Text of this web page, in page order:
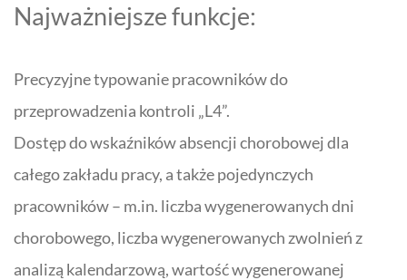
Najważniejsze funkcje:
Precyzyjne typowanie pracowników do
przeprowadzenia kontroli „L4”.
Dostęp do wskaźników absencji chorobowej dla
całego zakładu pracy, a także pojedynczych
pracowników– m.in. liczba wygenerowanych dni
chorobowego, liczba wygenerowanych zwolnień z
analizą kalendarzową, wartość wygenerowanej